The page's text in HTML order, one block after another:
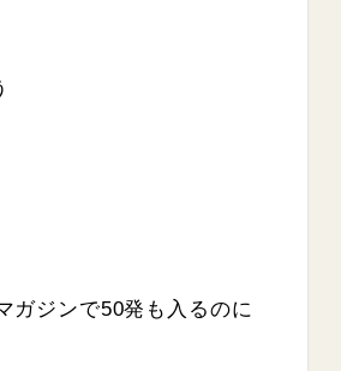
ガジンで50発も入るのに